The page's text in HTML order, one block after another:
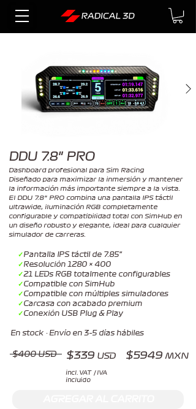
Dashboard profesional para Sim Racing
Diseñado para maximizar la inmersión y mantener
la información más importante siempre a la vista.
El DDU 7.8" PRO combina una pantalla IPS táctil
ultrawide, iluminación RGB completamente
configurable y compatibilidad total con SimHub en
un diseño robusto y elegante, ideal para cualquier
simulador de carreras.
✓Pantalla IPS táctil de 7.85"
✓Resolución 1280 × 400
✓21 LEDs RGB totalmente configurables
✓Compatible con SimHub
✓Compatible con múltiples simuladores
✓Carcasa con acabado premium
✓Conexión USB Plug & Play
En stock · Envío en 3–5 días hábiles
DDU 7.8" PRO
$400 USD $339 USD $5949 MXN
incl. VAT / IVA
incluido